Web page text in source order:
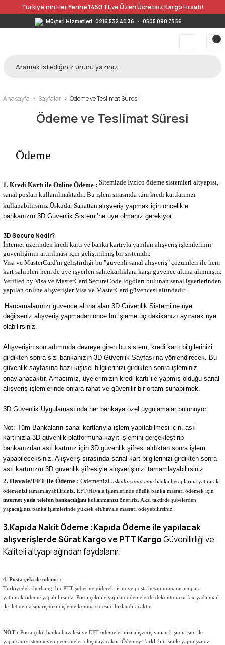
Türkiye’nin Her Yerine 1450 TL ve Üzeri Ücretsiz Kargo Fırsatı!
Müşteri Hizmetleri 0216 532 40 36 - 0505 098 73 56
Anasayfa Sayfalar Ödeme ve Teslimat Süresi
Ödeme ve Teslimat Süresi
Ödeme
1. Kredi Kartı ile Online Ödeme : Sitemizde İyzico ödeme sistemleri altyapısı,
sanal posları kullanılmaktadır. Bu işlem sırasında tüm kredi kartlarınızı
kullanabilirsiniz.Üsküdar Sanattan alışveriş yapmak için öncelikle
bankanızın 3D Güvenlik Sistemi’ne üye olmanız gerekiyor.
3D Secure Nedir?
İnternet üzerinden kredi kartı ve banka kartıyla yapılan alışveriş işlemlerinin
güvenliğinin artırılması için geliştirilmiş bir sistemdir.
Visa ve MasterCard'ın geliştirdiği bu "güvenli sanal alışveriş" çözümleri ile hem
kart sahipleri hem de üye işyerleri sahtekarlıklara karşı güvence altına alınmıştır.
Verified by Visa ve MasterCard SecureCode logoları bulunan sanal işyerlerinden
yapılan online alışverişler Visa ve MasterCard güvencesi altındadır.
Harcamalarınızı güvence altına alan 3D Güvenlik Sistemi’ne üye
değilseniz alışveriş yapmadan önce bu işleme üç dakikanızı ayırarak üye
olabilirsiniz.
Alışverişin son adımında devreye giren bu sistem, kredi kartı bilgilerinizi
girdikten sonra sizi bankanızın 3D Güvenlik Sayfası’na yönlendirecek. Bu
güvenlik sayfasına bazı kişisel bilgilerinizi girdikten sonra işleminiz
onaylanacaktır. Amacımız, üyelerimizin kredi kartı ile yapmış olduğu sanal
alışveriş işlemlerinde onlara rahat ve güvenilir bir ortam sunabilmek.
3D Güvenlik Uygulaması’nda her bankaya özel uygulamalar bulunuyor.
Not: Tüm Bankaların sanal kartlarıyla işlem yapılabilmesi için, asıl
kartınızla 3D güvenlik platformuna kayıt işlemini gerçekleştirip
bankanızdan asıl kartınız için 3D güvenlik şifresi aldıktan sonra işlem
yapabileceksiniz. Alışveriş sırasında sanal kart bilgilerinizi girdikten sonra
asıl kartınızın 3D güvenlik şifresiyle alışverişinizi tamamlayabilirsiniz.
2. Havale/EFT ile Ödeme : Ödemenizi uskudarsanat.com banka hesaplarına yatırarak
ödemenizi tamamlayabilirsiniz. EFT/Havale işlemlerinde düşük banka masrafı ödemek için
internet yada telefon bankacılığını kullanmanızı öneririz. Aksi taktirde şubelerden
yapacağınız banka işlemlerinde yüksek eft/havale masrafı ödeyebilirsiniz.
3.Kapıda Nakit Ödeme :Kapıda Ödeme ile yapılacak
alışverişlerde Sürat Kargo ve PTT KargoGüvenilirliği ve
Kaliteli altyapı ağından faydalanır.
4. Posta çeki ile ödeme :
Türkiyedeki herhangi bir PTT şubesine giderek isim ve posta hesap numarasına para
yatırarak ödeme yapabilirsiniz. Posta çeki ile yapılan ödemelerde dekontunuzu fax yada mail
ile iletmeniz siparişinizin işleme konma süresini hızlandıracaktır.
NOT : Posta çeki, banka havalesi ve EFT ödemelerinizi alışveriş yapan kişinin ismi ile
yaparsanız istenmeyen gecikmeler oluşmayacaktır. Ödemeyi farklı bir isimle yapmışsanız